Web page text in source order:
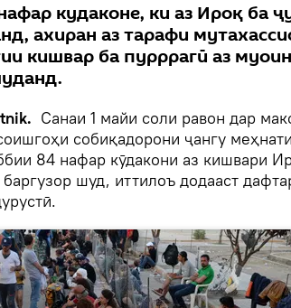
кудаконе, ки аз Ироқ ба
ахиран аз тарафи
кишвар ба пурррагӣ аз
Cанаи 1 майи соли равон дар
собиқадорони ҷангу меҳнати
84 нафар кӯдакони аз кишвари
шуд, иттилоъ додааст